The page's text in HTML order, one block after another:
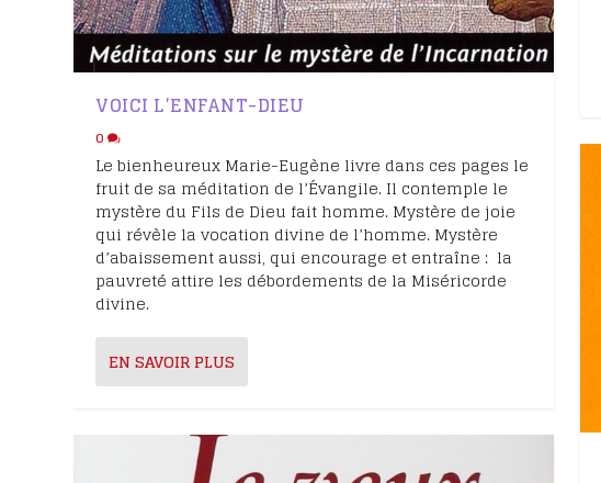
VOICI L’ENFANT-DIEU
0
Le bienheureux Marie-Eugène livre dans ces pages le
fruit de sa méditation de l’Évangile. Il contemple le
mystère du Fils de Dieu fait homme. Mystère de joie
qui révèle la vocation divine de l’homme. Mystère
d’abaissement aussi, qui encourage et entraîne : la
pauvreté attire les débordements de la Miséricorde
divine.
EN SAVOIR PLUS